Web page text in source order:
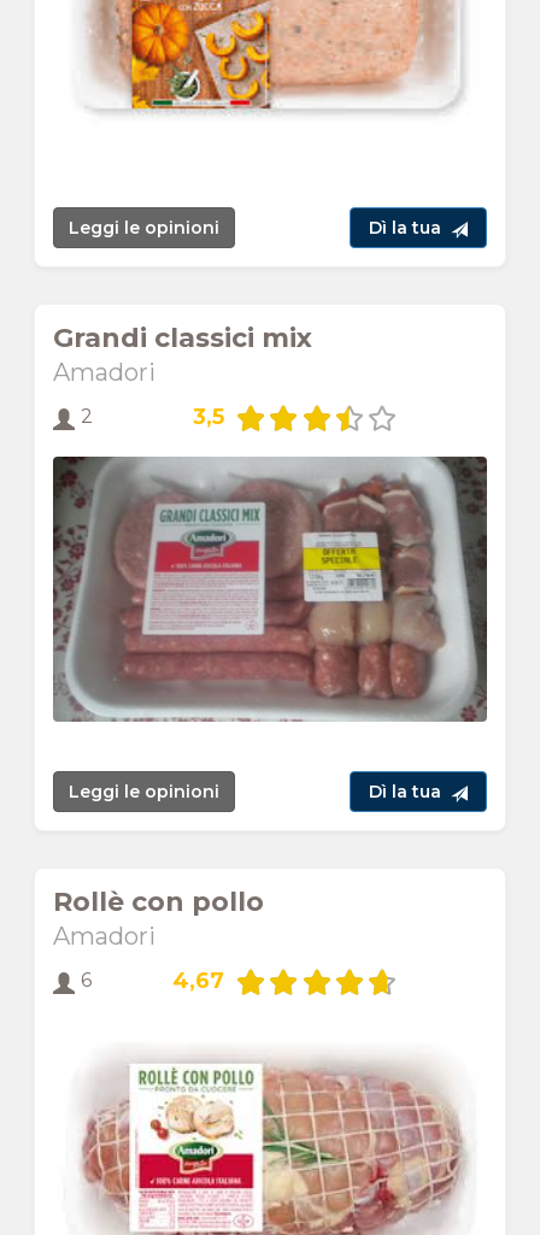
Leggi le opinioni Dì la tua
Grandi classici mix
Amadori
2 3,5
Leggi le opinioni Dì la tua
Rollè con pollo
Amadori
6 4,67